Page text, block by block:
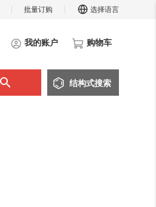
批量订购 选择语言
我的账户 购物车
结构式搜索